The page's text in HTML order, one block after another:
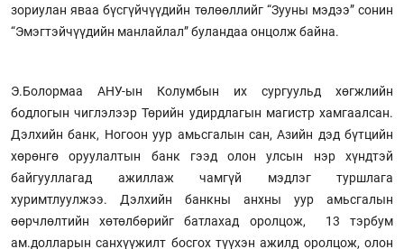
зориулан яваа бүсгүйчүүдийн төлөөллийг “Зууны мэдээ” сонин
“Эмэгтэйчүүдийн манлайлал” буландаа онцолж байна.
Э.Болормаа АНУ-ын Колумбын их сургуульд хөгжлийн
бодлогын чиглэлээр Төрийн удирдлагын магистр хамгаалсан.
Дэлхийн банк, Ногоон уур амьсгалын сан, Азийн дэд бүтцийн
хөрөнгө оруулалтын банк гээд олон улсын нэр хүндтэй
байгууллагад ажиллаж чамгүй мэдлэг туршлага
хуримтлуулжээ. Дэлхийн банкны анхны уур амьсгалын
өөрчлөлтийн хөтөлбөрийг батлахад оролцож, 13 тэрбум
ам.долларын санхүүжилт босгох түүхэн ажилд оролцож, олон